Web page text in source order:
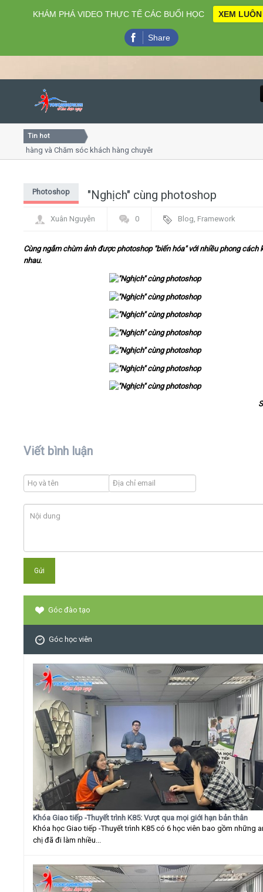
Close
Lịch khai giảng
Tin hot
hàng và Chăm sóc khách hàng chuyên nghiệp
"Nghịch" cùng photoshop
Photoshop
Xuân Nguyễn 0 Blog, Framework
Cùng ngắm chùm ảnh được photoshop "biến hóa" với nhiều phong cách
nhau.
Viết bình luận
Góc đào tạo
Góc học viên
Khóa Giao tiếp -Thuyết trình K85: Vượt qua mọi giới hạn bản thân
Khóa học Giao tiếp -Thuyết trình K85 có 6 học viên bao gồm những
chị đã đi làm nhiều...
KHÁM PHÁ VIDEO THỰC TẾ CÁC BUỔI HỌC XEM LUÔN
Share